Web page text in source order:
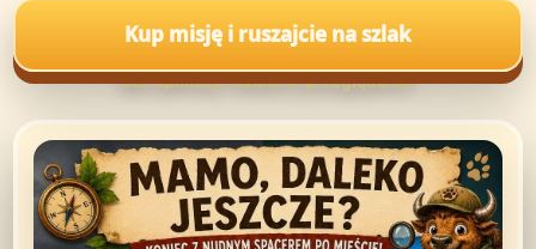
Kup misję i ruszajcie na szlak
Bez aplikacji. Działa w przeglądarce.